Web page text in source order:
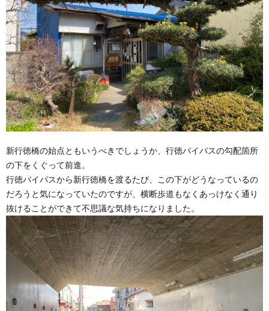
新行徳橋の始点ともいうべきでしょうか、行徳バイパスの勾配箇所
の下をくぐって前進。
行徳バイパスから新行徳橋を渡るたび、この下がどうなっているの
だろうと気になっていたのですが、横断歩道もなくあっけなく通り
抜けることができて不思議な気持ちになりました。